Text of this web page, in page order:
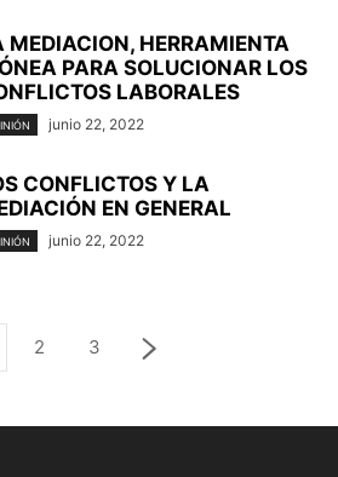
MEDIACION, HERRAMIENTA
PARA SOLUCIONAR LOS
LABORALES
junio 22, 2022
CONFLICTOS Y LA
EN GENERAL
junio 22, 2022
2 3